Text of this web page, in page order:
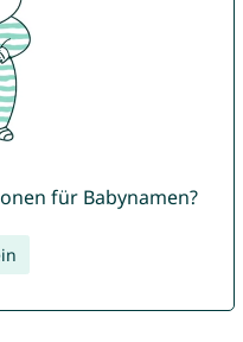
für Babynamen?